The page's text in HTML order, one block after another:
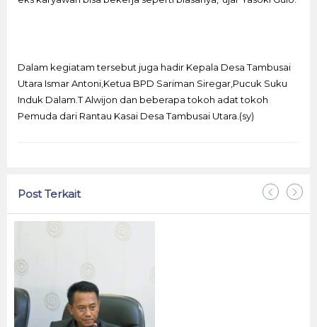
Dalam kegiatam tersebut juga hadir Kepala Desa Tambusai
Utara Ismar Antoni,Ketua BPD Sariman Siregar,Pucuk Suku
Induk Dalam.T Alwijon dan beberapa tokoh adat tokoh
Pemuda dari Rantau Kasai Desa Tambusai Utara.(sy)
Post Terkait